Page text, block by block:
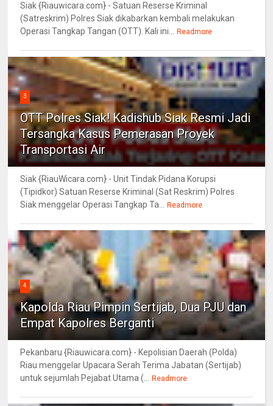
Siak {Riauwicara.com} - Satuan Reserse Kriminal
(Satreskrim) Polres Siak dikabarkan kembali melakukan
Operasi Tangkap Tangan (OTT). Kali ini... Readmore
3
OTT Polres Siak! Kadishub Siak Resmi Jadi
Tersangka Kasus Pemerasan Proyek
Transportasi Air
Siak {RiauWicara.com} - Unit Tindak Pidana Korupsi
(Tipidkor) Satuan Reserse Kriminal (Sat Reskrim) Polres
Siak menggelar Operasi Tangkap Ta... Readmore
4
Kapolda Riau Pimpin Sertijab, Dua PJU dan
Empat Kapolres Berganti
Pekanbaru {Riauwicara.com} - Kepolisian Daerah (Polda)
Riau menggelar Upacara Serah Terima Jabatan (Sertijab)
untuk sejumlah Pejabat Utama (... Readmore